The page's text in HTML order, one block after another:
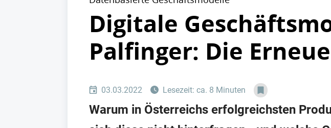
Digitale
Palfinger: Die
03.03.2022 Lesezeit: ca. 8 Minuten
Warum in Österreichs erfolgreichsten